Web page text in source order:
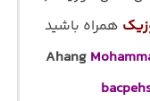
همراه باشید
Ahang